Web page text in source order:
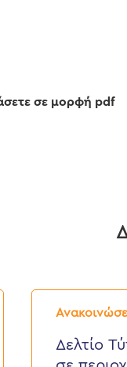
σε μορφή pdf
Δελτίο
Τύπου:
νερούΔελτίο